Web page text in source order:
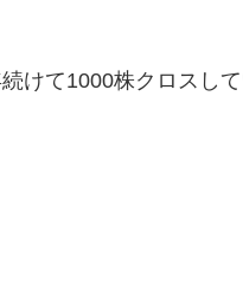
けて1000株クロスして